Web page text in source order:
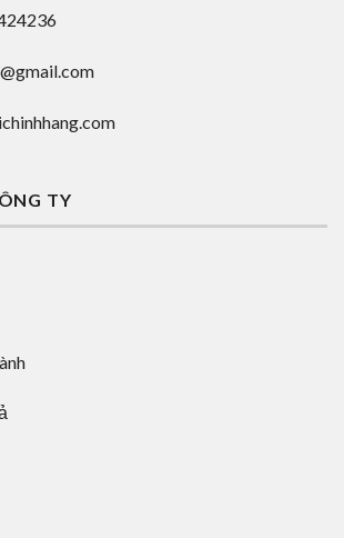
TY